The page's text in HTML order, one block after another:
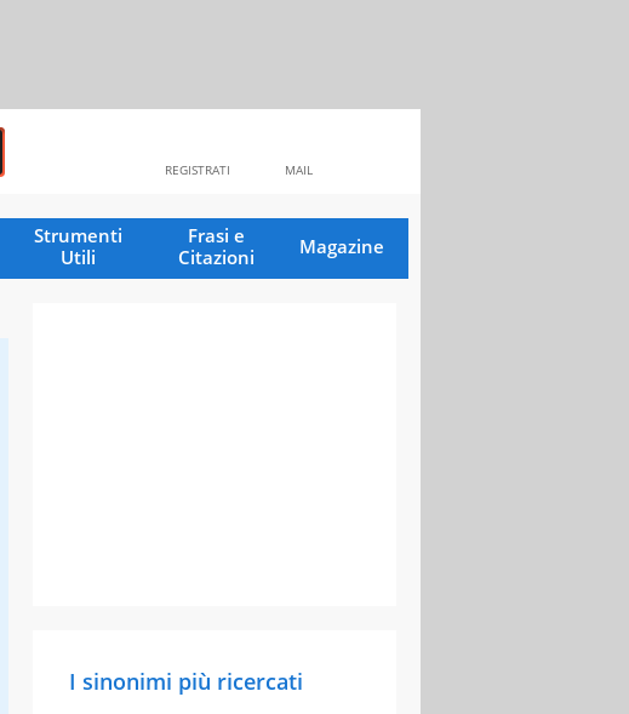
MAIL
REGISTRATI
Strumenti
Utili
Frasi e
Citazioni
Magazine
I sinonimi più ricercati